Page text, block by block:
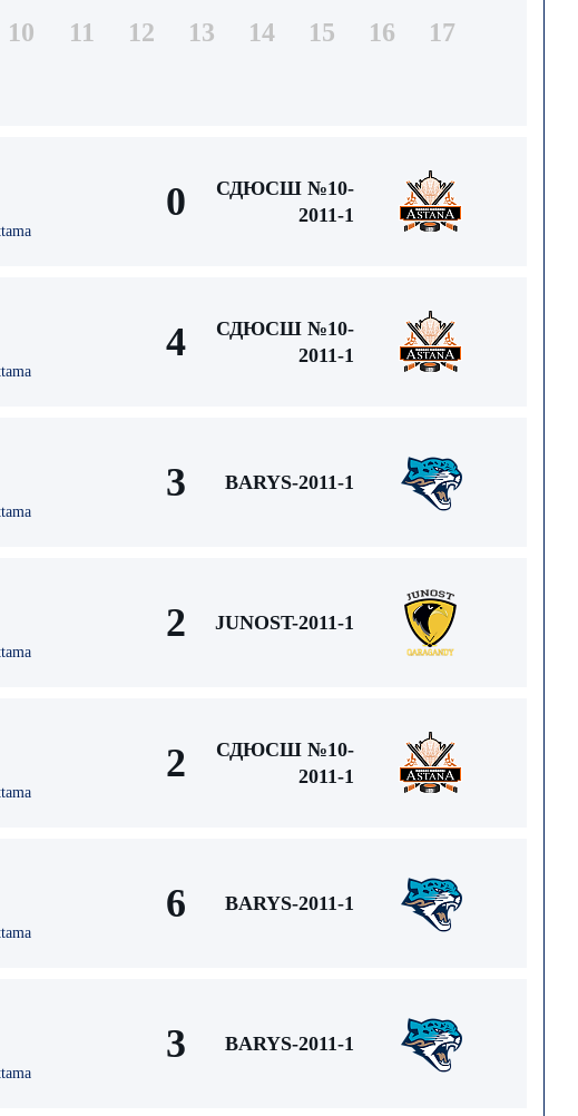
10 11 12 13 14 15 16
17
0
СДЮСШ №10-
2011-1
4
СДЮСШ №10-
2011-1
3 BARYS-2011-1
2 JUNOST-2011-1
2
СДЮСШ №10-
2011-1
6 BARYS-2011-1
3 BARYS-2011-1